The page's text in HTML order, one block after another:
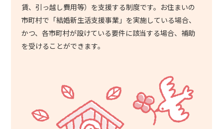
賃、引っ越し費用等）を支援する制度です。お住まいの
市町村で「結婚新生活支援事業」を実施している場合、
かつ、各市町村が設けている要件に該当する場合、補助
を受けることができます。